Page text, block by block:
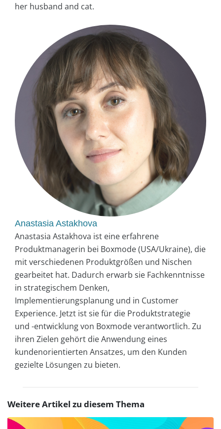
her husband and cat.
Anastasia Astakhova
Anastasia Astakhova ist eine erfahrene
Produktmanagerin bei Boxmode (USA/Ukraine), die
mit verschiedenen Produktgrößen und Nischen
gearbeitet hat. Dadurch erwarb sie Fachkenntnisse
in strategischem Denken,
Implementierungsplanung und in Customer
Experience. Jetzt ist sie für die Produktstrategie
und -entwicklung von Boxmode verantwortlich. Zu
ihren Zielen gehört die Anwendung eines
kundenorientierten Ansatzes, um den Kunden
gezielte Lösungen zu bieten.
Weitere Artikel zu diesem Thema